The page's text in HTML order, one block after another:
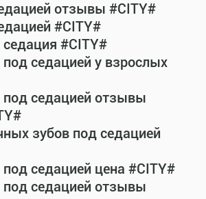
отзывы #CITY#
#CITY#
седация #CITY#
под седацией у взрослых
под седацией отзывы
зубов под седацией
под седацией цена #CITY#
под седацией отзывы